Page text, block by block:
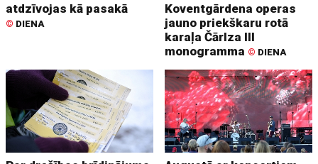
atdzīvojas kā pasakā
© DIENA
Koventgārdena operas
jauno priekškaru rotā
karaļa Čārlza III
monogramma © DIENA